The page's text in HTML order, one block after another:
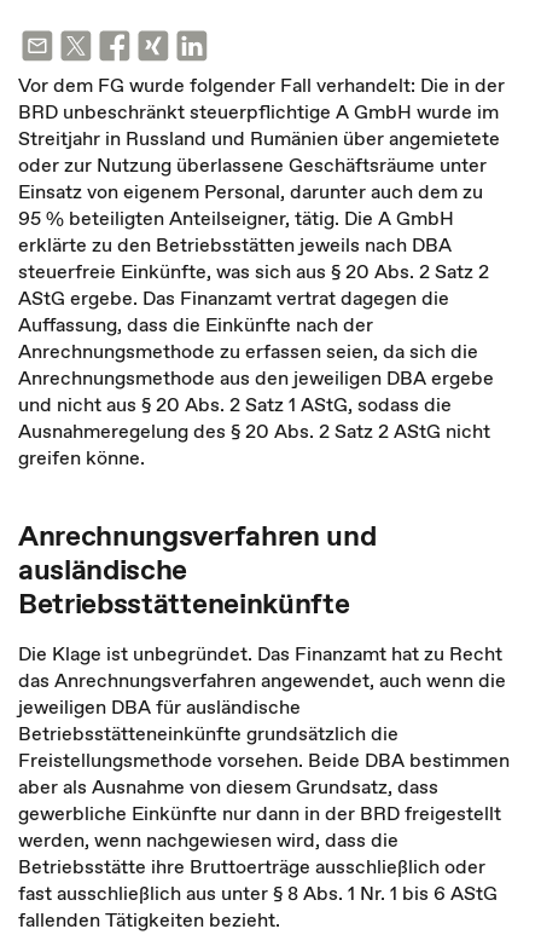
Vor dem FG wurde folgender Fall verhandelt: Die in der
BRD unbeschränkt steuerpflichtige A GmbH wurde im
Streitjahr in Russland und Rumänien über angemietete
oder zur Nutzung überlassene Geschäftsräume unter
Einsatz von eigenem Personal, darunter auch dem zu
95 % beteiligten Anteilseigner, tätig. Die A GmbH
erklärte zu den Betriebsstätten jeweils nach DBA
steuerfreie Einkünfte, was sich aus § 20 Abs. 2 Satz 2
AStG ergebe. Das Finanzamt vertrat dagegen die
Auffassung, dass die Einkünfte nach der
Anrechnungsmethode zu erfassen seien, da sich die
Anrechnungsmethode aus den jeweiligen DBA ergebe
und nicht aus § 20 Abs. 2 Satz 1 AStG, sodass die
Ausnahmeregelung des § 20 Abs. 2 Satz 2 AStG nicht
greifen könne.
Anrechnungsverfahren und
ausländische
Betriebsstätteneinkünfte
Die Klage ist unbegründet. Das Finanzamt hat zu Recht
das Anrechnungsverfahren angewendet, auch wenn die
jeweiligen DBA für ausländische
Betriebsstätteneinkünfte grundsätzlich die
Freistellungsmethode vorsehen. Beide DBA bestimmen
aber als Ausnahme von diesem Grundsatz, dass
gewerbliche Einkünfte nur dann in der BRD freigestellt
werden, wenn nachgewiesen wird, dass die
Betriebsstätte ihre Bruttoerträge ausschließlich oder
fast ausschließlich aus unter § 8 Abs. 1 Nr. 1 bis 6 AStG
fallenden Tätigkeiten bezieht.